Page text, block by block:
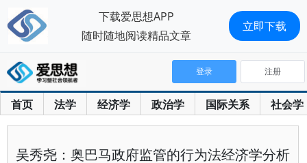
首页 法学 经济学 政治学 国际关系 社会学
登录 注册
吴秀尧：奥巴马政府监管的行为法经济学分析
下载爱思想APP
随时随地阅读精品文章
立即下载